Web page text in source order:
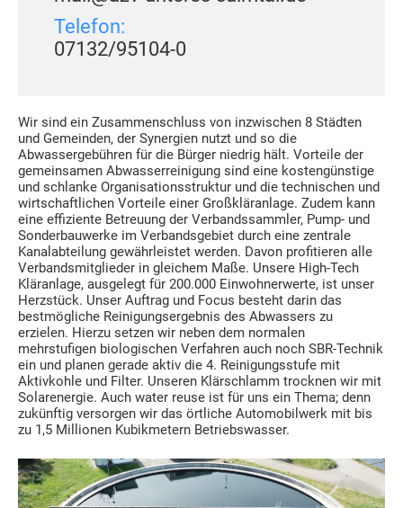
Wir sind ein Zusammenschluss von inzwischen 8 Städten
und Gemeinden, der Synergien nutzt und so die
Abwassergebühren für die Bürger niedrig hält. Vorteile der
gemeinsamen Abwasserreinigung sind eine kostengünstige
und schlanke Organisationsstruktur und die technischen und
wirtschaftlichen Vorteile einer Großkläranlage. Zudem kann
eine effiziente Betreuung der Verbandssammler, Pump- und
Sonderbauwerke im Verbandsgebiet durch eine zentrale
Kanalabteilung gewährleistet werden. Davon profitieren alle
Verbandsmitglieder in gleichem Maße. Unsere High-Tech
Kläranlage, ausgelegt für 200.000 Einwohnerwerte, ist unser
Herzstück. Unser Auftrag und Focus besteht darin das
bestmögliche Reinigungsergebnis des Abwassers zu
erzielen. Hierzu setzen wir neben dem normalen
mehrstufigen biologischen Verfahren auch noch SBR-Technik
ein und planen gerade aktiv die 4. Reinigungsstufe mit
Aktivkohle und Filter. Unseren Klärschlamm trocknen wir mit
Solarenergie. Auch water reuse ist für uns ein Thema; denn
zukünftig versorgen wir das örtliche Automobilwerk mit bis
zu 1,5 Millionen Kubikmetern Betriebswasser.
Telefon:
07132/95104-0